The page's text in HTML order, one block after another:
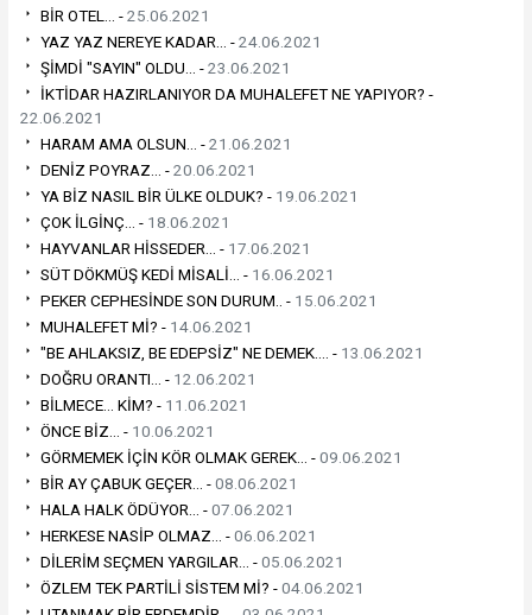
BİR OTEL... -25.06.2021
YAZ YAZ NEREYE KADAR... -24.06.2021
ŞİMDİ "SAYIN" OLDU... -23.06.2021
İKTİDAR HAZIRLANIYOR DA MUHALEFET NE YAPIYOR? -
22.06.2021
HARAM AMA OLSUN... -21.06.2021
DENİZ POYRAZ... -20.06.2021
YA BİZ NASIL BİR ÜLKE OLDUK? - 19.06.2021
ÇOK İLGİNÇ... - 18.06.2021
HAYVANLAR HİSSEDER... - 17.06.2021
SÜT DÖKMÜŞ KEDİ MİSALİ... - 16.06.2021
PEKER CEPHESİNDE SON DURUM.. - 15.06.2021
MUHALEFET Mİ? - 14.06.2021
"BE AHLAKSIZ, BE EDEPSİZ" NE DEMEK.... - 13.06.2021
DOĞRU ORANTI... - 12.06.2021
BİLMECE... KİM? - 11.06.2021
ÖNCE BİZ... - 10.06.2021
GÖRMEMEK İÇİN KÖR OLMAK GEREK... -09.06.2021
BİR AY ÇABUK GEÇER... -08.06.2021
HALA HALK ÖDÜYOR... -07.06.2021
HERKESE NASİP OLMAZ... -06.06.2021
DİLERİM SEÇMEN YARGILAR... -05.06.2021
ÖZLEM TEK PARTİLİ SİSTEM Mİ? -04.06.2021